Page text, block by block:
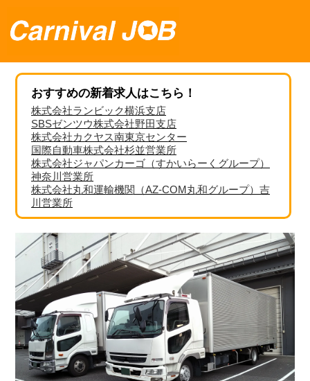
おすすめの新着求人はこちら！
株式会社ランビック横浜支店
SBSゼンツウ株式会社野田支店
株式会社カクヤス南東京センター
国際自動車株式会社杉並営業所
株式会社ジャパンカーゴ（すかいらーくグループ）
神奈川営業所
株式会社丸和運輸機関（AZ-COM丸和グループ）吉
川営業所